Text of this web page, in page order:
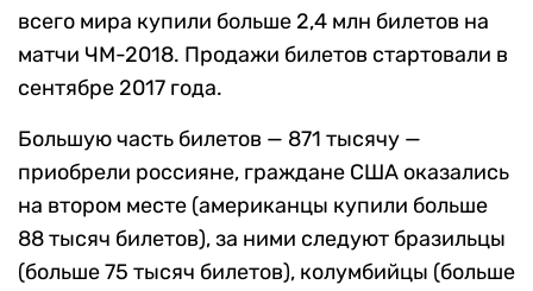
всего мира купили больше 2,4 млн билетов на
матчи ЧМ-2018. Продажи билетов стартовали в
сентябре 2017 года.
Большую часть билетов — 871 тысячу —
приобрели россияне, граждане США оказались
на втором месте (американцы купили больше
88 тысяч билетов), за ними следуют бразильцы
(больше 75 тысяч билетов), колумбийцы (больше